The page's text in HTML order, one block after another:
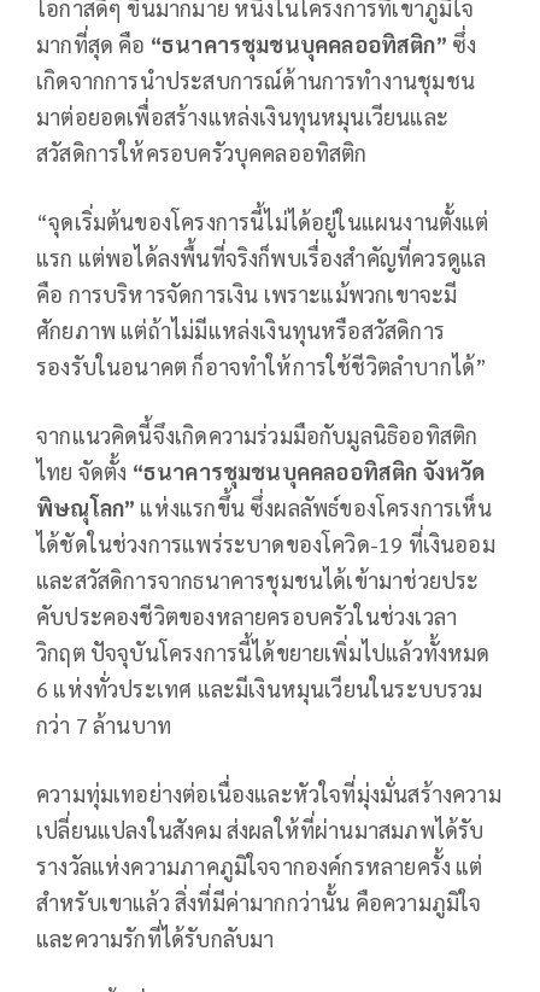
โอกาสดีๆ ขึ้นมากมาย หนึ่งในโครงการที่เขาภูมิใจ
มากที่สุด คือ “ธนาคารชุมชนบุคคลออทิสติก” ซึ่ง
เกิดจากการนำประสบการณ์ด้านการทำงานชุมชน
มาต่อยอดเพื่อสร้างแหล่งเงินทุนหมุนเวียนและ
สวัสดิการให้ครอบครัวบุคคลออทิสติก
“จุดเริ่มต้นของโครงการนี้ไม่ได้อยู่ในแผนงานตั้งแต่
แรก แต่พอได้ลงพื้นที่จริงก็พบเรื่องสำคัญที่ควรดูแล
คือ การบริหารจัดการเงิน เพราะแม้พวกเขาจะมี
ศักยภาพ แต่ถ้าไม่มีแหล่งเงินทุนหรือสวัสดิการ
รองรับในอนาคต ก็อาจทำให้การใช้ชีวิตลำบากได้”
จากแนวคิดนี้จึงเกิดความร่วมมือกับมูลนิธิออทิสติก
ไทย จัดตั้ง “ธนาคารชุมชนบุคคลออทิสติก จังหวัด
พิษณุโลก” แห่งแรกขึ้น ซึ่งผลลัพธ์ของโครงการเห็น
ได้ชัดในช่วงการแพร่ระบาดของโควิด-19 ที่เงินออม
และสวัสดิการจากธนาคารชุมชนได้เข้ามาช่วยประ
คับประคองชีวิตของหลายครอบครัวในช่วงเวลา
วิกฤต ปัจจุบันโครงการนี้ได้ขยายเพิ่มไปแล้วทั้งหมด
6 แห่งทั่วประเทศ และมีเงินหมุนเวียนในระบบรวม
กว่า 7 ล้านบาท
ความทุ่มเทอย่างต่อเนื่องและหัวใจที่มุ่งมั่นสร้างความ
เปลี่ยนแปลงในสังคม ส่งผลให้ที่ผ่านมาสมภพได้รับ
รางวัลแห่งความภาคภูมิใจจากองค์กรหลายครั้ง แต่
สำหรับเขาแล้ว สิ่งที่มีค่ามากกว่านั้น คือความภูมิใจ
และความรักที่ได้รับกลับมา